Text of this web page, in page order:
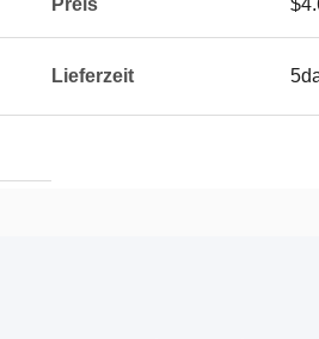
Preis
Lieferzeit